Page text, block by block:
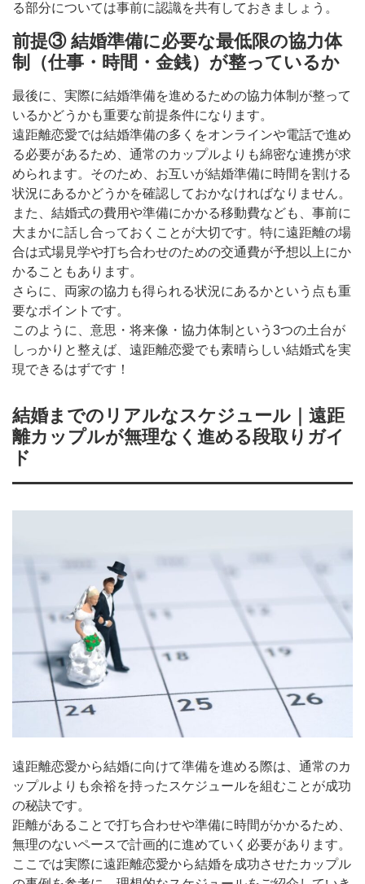
る部分については事前に認識を共有しておきましょう。
前提③ 結婚準備に必要な最低限の協力体
制（仕事・時間・金銭）が整っているか
最後に、実際に結婚準備を進めるための協力体制が整って
いるかどうかも重要な前提条件になります。
遠距離恋愛では結婚準備の多くをオンラインや電話で進め
る必要があるため、通常のカップルよりも綿密な連携が求
められます。そのため、お互いが結婚準備に時間を割ける
状況にあるかどうかを確認しておかなければなりません。
また、結婚式の費用や準備にかかる移動費なども、事前に
大まかに話し合っておくことが大切です。特に遠距離の場
合は式場見学や打ち合わせのための交通費が予想以上にか
かることもあります。
さらに、両家の協力も得られる状況にあるかという点も重
要なポイントです。
このように、意思・将来像・協力体制という3つの土台が
しっかりと整えば、遠距離恋愛でも素晴らしい結婚式を実
現できるはずです！
結婚までのリアルなスケジュール｜遠距
離カップルが無理なく進める段取りガイ
ド
遠距離恋愛から結婚に向けて準備を進める際は、通常のカ
ップルよりも余裕を持ったスケジュールを組むことが成功
の秘訣です。
距離があることで打ち合わせや準備に時間がかかるため、
無理のないペースで計画的に進めていく必要があります。
ここでは実際に遠距離恋愛から結婚を成功させたカップル